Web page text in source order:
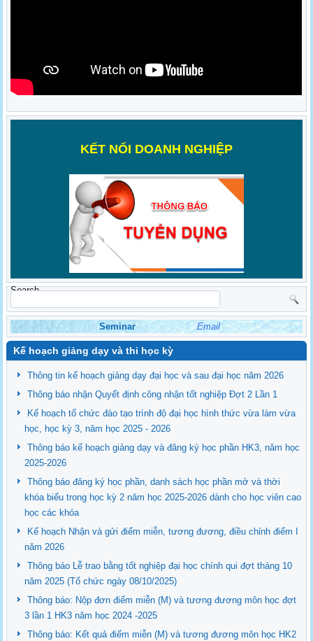
KẾT NỐI DOANH NGHIỆP
Search
Seminar Email
Kế hoạch giảng dạy và thi học kỳ
Thông tin kế hoạch giảng dạy đại học và sau đại học năm 2026
Thông báo nhận Quyết định công nhận tốt nghiệp Đợt 2 Lần 1
Kế hoạch tổ chức đào tạo trình độ đại học hình thức vừa làm vừa
học, học kỳ 3, năm học 2025 - 2026
Thông báo kế hoạch giảng dạy và đăng ký học phần HK3, năm học
2025-2026
Thông báo đăng ký học phần, danh sách học phần mở và thời
khóa biểu trong học kỳ 2 năm học 2025-2026 dành cho học viên cao
học các khóa
Kế hoạch Nhận và gửi điểm miễn, tương đương, điều chỉnh điểm I
năm 2026
Thông báo Lễ trao bằng tốt nghiệp đại học chính qui đợt tháng 10
năm 2025 (Tổ chức ngày 08/10/2025)
Thông báo: Nộp đơn điểm miễn (M) và tương đương môn học đợt
3 lần 1 HK3 năm học 2024 -2025
Thông báo: Kết quả điểm miễn (M) và tương đương môn học HK2